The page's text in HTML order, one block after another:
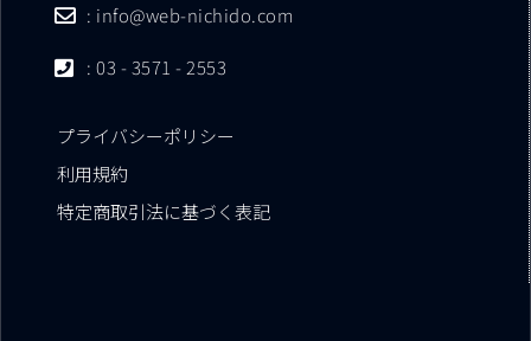
: info@web-nichido.com
: 03 - 3571 - 2553
プライバシーポリシー
利用規約
特定商取引法に基づく表記